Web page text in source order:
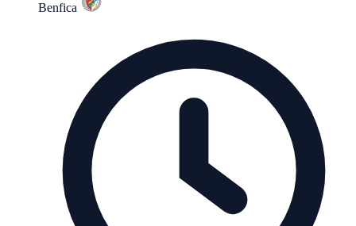
Benfica